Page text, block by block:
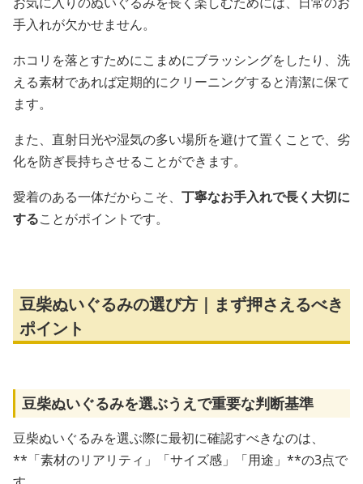
手入れが欠かせません。
ホコリを落とすためにこまめにブラッシングをしたり、洗
える素材であれば定期的にクリーニングすると清潔に保て
ます。
また、直射日光や湿気の多い場所を避けて置くことで、劣
化を防ぎ長持ちさせることができます。
愛着のある一体だからこそ、 丁寧なお手入れで長く大切に
することがポイントです。
豆柴ぬいぐるみの選び方｜まず押さえるべき
ポイント
豆柴ぬいぐるみを選ぶうえで重要な判断基準
豆柴ぬいぐるみを選ぶ際に最初に確認すべきなのは、
**「素材のリアリティ」「サイズ感」「用途」**の3点で